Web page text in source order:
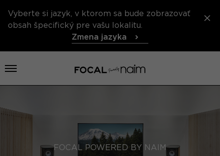
Vyberte si jazyk, v ktorom sa bude zobrazovať
obsah špecifický pre vašu lokalitu.
Zmena jazyka
Otvoriť menu
FOCAL POWERED BY NAIM